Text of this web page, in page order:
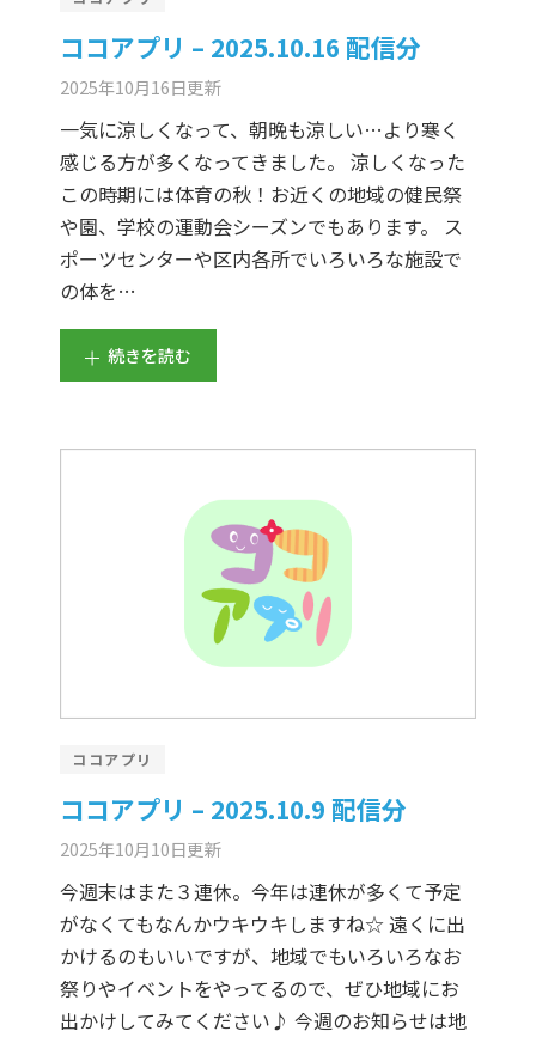
ココアプリ – 2025.10.16 配信分
2025年10月16日更新
一気に涼しくなって、朝晩も涼しい…より寒く
感じる方が多くなってきました。 涼しくなった
この時期には体育の秋！お近くの地域の健民祭
や園、学校の運動会シーズンでもあります。 ス
ポーツセンターや区内各所でいろいろな施設で
の体を…
続きを読む
ココアプリ
ココアプリ – 2025.10.9 配信分
2025年10月10日更新
今週末はまた３連休。今年は連休が多くて予定
がなくてもなんかウキウキしますね☆ 遠くに出
かけるのもいいですが、地域でもいろいろなお
祭りやイベントをやってるので、ぜひ地域にお
出かけしてみてください♪ 今週のお知らせは地